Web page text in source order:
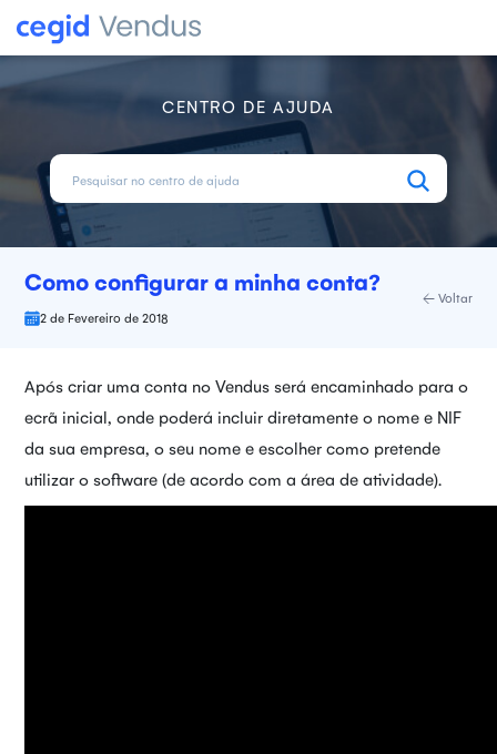
CENTRO DE AJUDA
Como configurar a minha conta?
2 de Fevereiro de 2018
Voltar
Após criar uma conta no Vendus será encaminhado para o
ecrã inicial, onde poderá incluir diretamente o nome e NIF
da sua empresa, o seu nome e escolher como pretende
utilizar o software (de acordo com a área de atividade).